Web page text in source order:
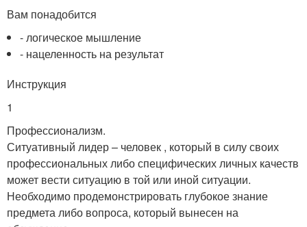
Вам понадобится
- логическое мышление
- нацеленность на результат
Инструкция
1
Профессионализм.
Ситуативный лидер – человек , который в силу своих
профессиональных либо специфических личных качеств
может вести ситуацию в той или иной ситуации.
Необходимо продемонстрировать глубокое знание
предмета либо вопроса, который вынесен на